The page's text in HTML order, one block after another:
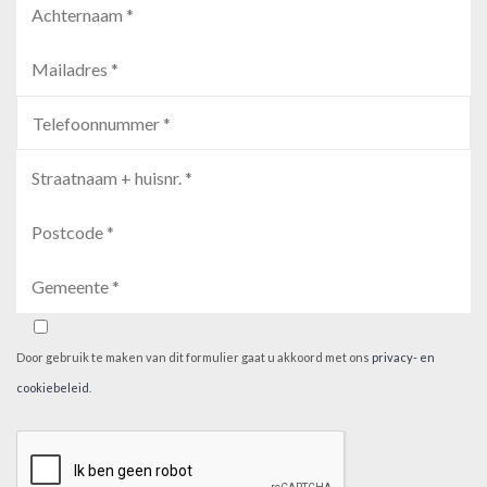
Door gebruik te maken van dit formulier gaat u akkoord met ons privacy- en
cookiebeleid